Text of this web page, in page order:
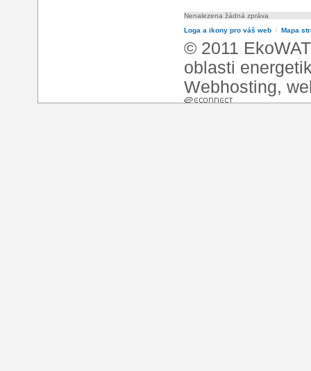
Nenalezena žádná zpráva
Loga a ikony pro váš web l Mapa
© 2011
oblasti
Webhosting,